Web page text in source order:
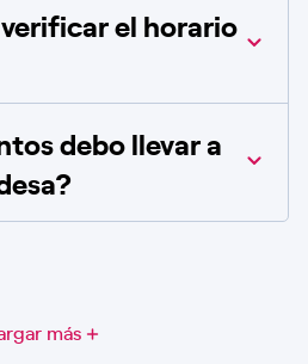
el horario
debo llevar a
más